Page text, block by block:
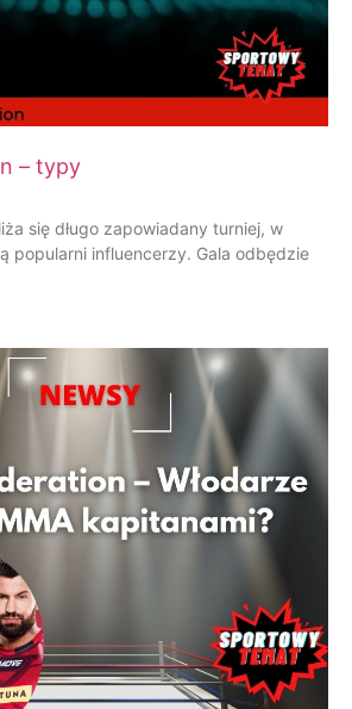
– typy
się długo zapowiadany turniej, w
popularni influencerzy. Gala odbędzie